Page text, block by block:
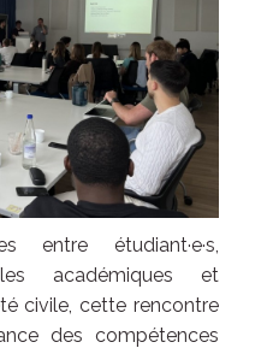
étudiant·e·s,
académiques et
civile, cette rencontre
des compétences